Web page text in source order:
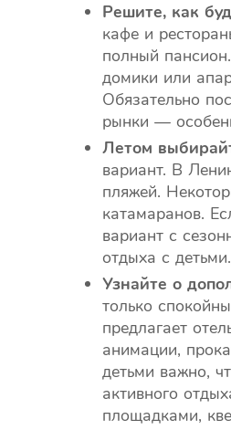
Решите, как
кафе и
полный
домики или
Обязательно
рынки —
Летом
вариант. В
пляжей.
катамаранов.
вариант с
отдыха с детьми.
Узнайте о
только
предлагает
анимации,
детьми важно,
активного
площадками,